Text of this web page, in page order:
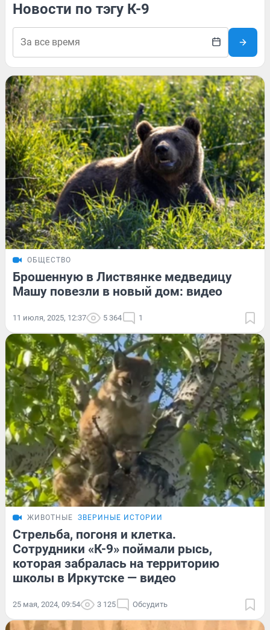
Новости по тэгу К-9
ОБЩЕСТВО
Брошенную в Листвянке медведицу
Машу повезли в новый дом: видео
11 июля, 2025, 12:37 5 364 1
ЖИВОТНЫЕ ЗВЕРИНЫЕ ИСТОРИИ
Стрельба, погоня и клетка.
Сотрудники «К-9» поймали рысь,
которая забралась на территорию
школы в Иркутске — видео
25 мая, 2024, 09:54 3 125 Обсудить